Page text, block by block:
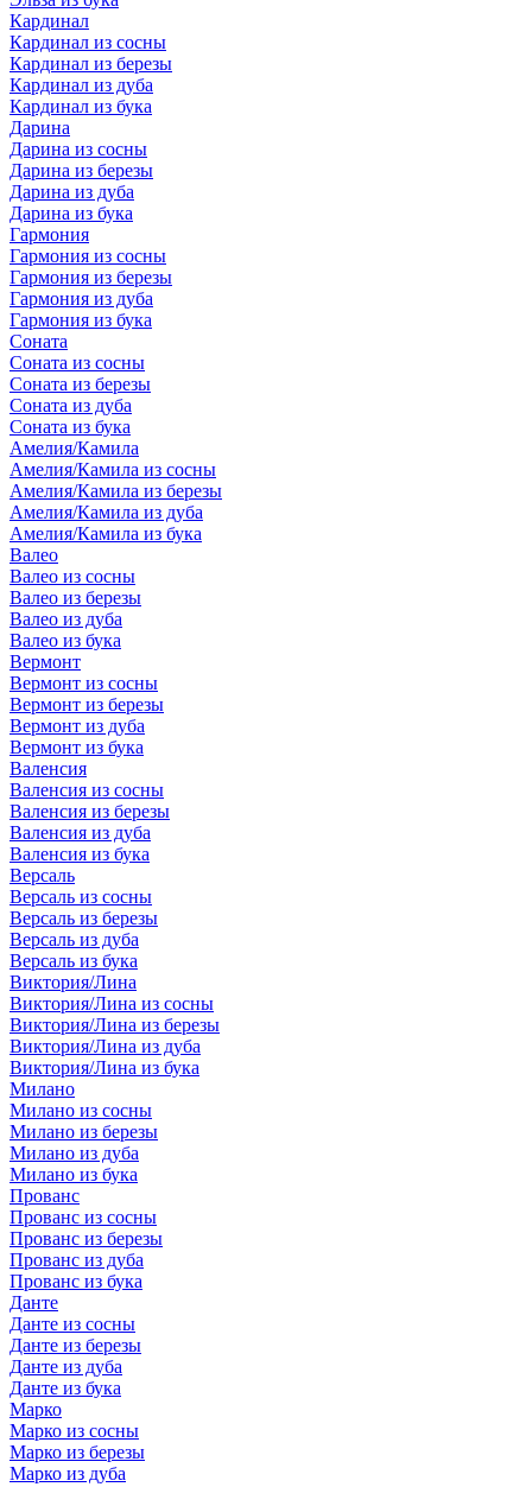
Кардинал
Кардинал из сосны
Кардинал из березы
Кардинал из дуба
Кардинал из бука
Дарина
Дарина из сосны
Дарина из березы
Дарина из дуба
Дарина из бука
Гармония
Гармония из сосны
Гармония из березы
Гармония из дуба
Гармония из бука
Соната
Соната из сосны
Соната из березы
Соната из дуба
Соната из бука
Амелия/Камила
Амелия/Камила из сосны
Амелия/Камила из березы
Амелия/Камила из дуба
Амелия/Камила из бука
Валео
Валео из сосны
Валео из березы
Валео из дуба
Валео из бука
Вермонт
Вермонт из сосны
Вермонт из березы
Вермонт из дуба
Вермонт из бука
Валенсия
Валенсия из сосны
Валенсия из березы
Валенсия из дуба
Валенсия из бука
Версаль
Версаль из сосны
Версаль из березы
Версаль из дуба
Версаль из бука
Виктория/Лина
Виктория/Лина из сосны
Виктория/Лина из березы
Виктория/Лина из дуба
Виктория/Лина из бука
Милано
Милано из сосны
Милано из березы
Милано из дуба
Милано из бука
Прованс
Прованс из сосны
Прованс из березы
Прованс из дуба
Прованс из бука
Данте
Данте из сосны
Данте из березы
Данте из дуба
Данте из бука
Марко
Марко из сосны
Марко из березы
Марко из дуба